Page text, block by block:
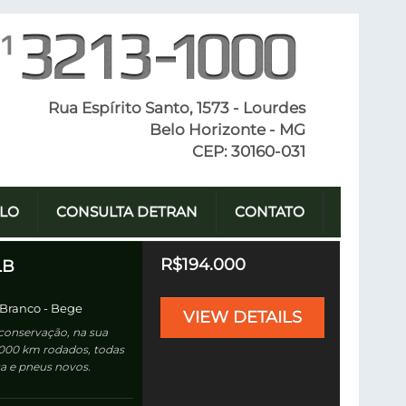
Rua Espírito Santo, 1573 - Lourdes
Belo Horizonte - MG
CEP: 30160-031
CONSULTA DETRAN CONTATO
- Bege
na sua
km rodados, todas
e pneus novos.
R$194.000
VIEW DETAILS